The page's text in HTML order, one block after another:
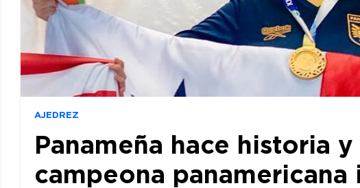
AJEDREZ
Panameña hace historia
campeona